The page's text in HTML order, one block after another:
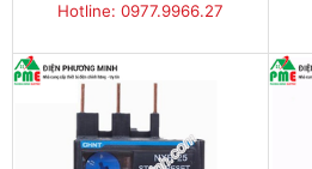
Hotline: 0977.9966.27